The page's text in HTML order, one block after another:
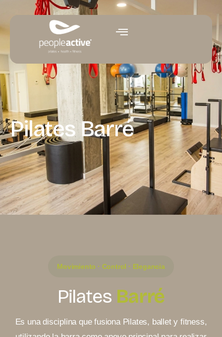
Pilates Barré
Movimiento · Control · Elegancia
Pilates Barré
Es una disciplina que fusiona Pilates, ballet y fitness,